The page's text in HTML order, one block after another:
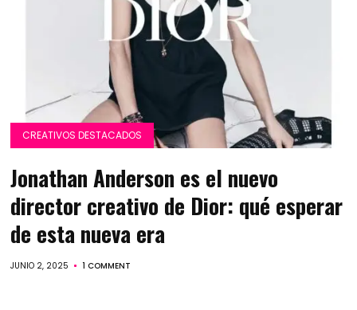
CREATIVOS DESTACADOS
Jonathan Anderson es el nuevo
director creativo de Dior: qué esperar
de esta nueva era
JUNIO 2, 2025 1 COMMENT